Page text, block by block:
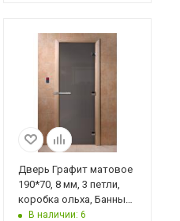
Дверь Графит матовое
190*70, 8 мм, 3 петли,
коробка ольха, Банный
Эксперт
В наличии: 6